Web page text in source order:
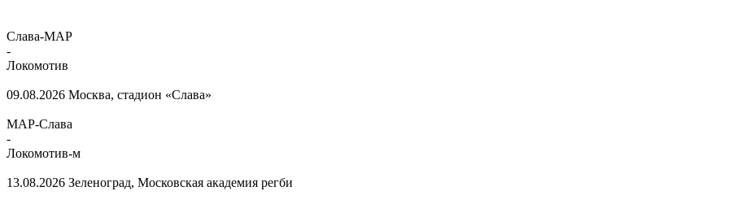
Слава-МАР
-
Локомотив
09.08.2026 Москва, стадион «Слава»
МАР-Слава
-
Локомотив-м
13.08.2026 Зеленоград, Московская академия регби